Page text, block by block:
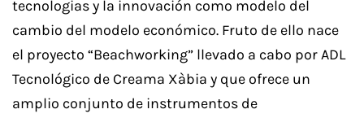
tecnologias y la innovación como modelo del
cambio del modelo económico. Fruto de ello nace
el proyecto “Beachworking” llevado a cabo por ADL
Tecnológico de Creama Xàbia y que ofrece un
amplio conjunto de instrumentos de